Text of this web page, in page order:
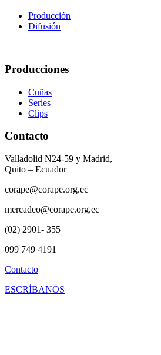
Producción
Difusión
Producciones
Cuñas
Series
Clips
Contacto
Valladolid N24-59 y Madrid,
Quito – Ecuador
corape@corape.org.ec
mercadeo@corape.org.ec
(02) 2901- 355
099 749 4191
Contacto
ESCRÍBANOS